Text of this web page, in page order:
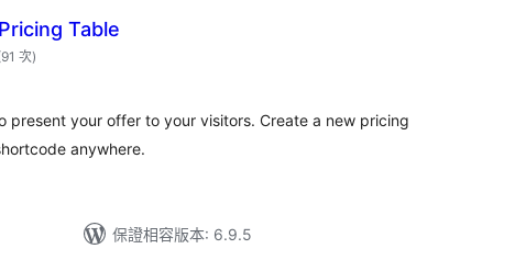
Table
次評
分)
present your offer to your visitors. Create a new pricing
anywhere.
保證相容版本: 6.9.5